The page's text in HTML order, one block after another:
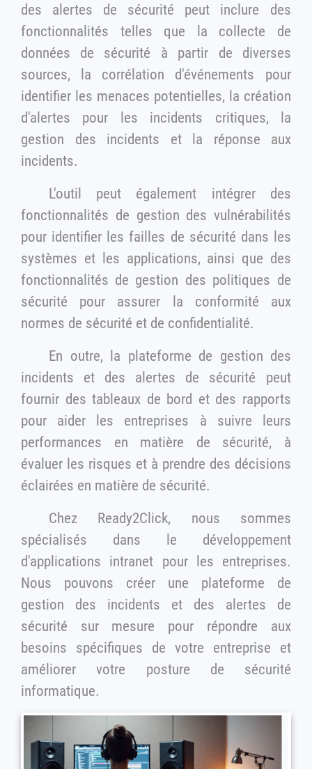
des alertes de sécurité peut inclure des
fonctionnalités telles que la collecte de
données de sécurité à partir de diverses
sources, la corrélation d'événements pour
identifier les menaces potentielles, la création
d'alertes pour les incidents critiques, la
gestion des incidents et la réponse aux
incidents.
L'outil peut également intégrer des
fonctionnalités de gestion des vulnérabilités
pour identifier les failles de sécurité dans les
systèmes et les applications, ainsi que des
fonctionnalités de gestion des politiques de
sécurité pour assurer la conformité aux
normes de sécurité et de confidentialité.
En outre, la plateforme de gestion des
incidents et des alertes de sécurité peut
fournir des tableaux de bord et des rapports
pour aider les entreprises à suivre leurs
performances en matière de sécurité, à
évaluer les risques et à prendre des décisions
éclairées en matière de sécurité.
Chez Ready2Click, nous sommes
spécialisés dans le développement
d'applications intranet pour les entreprises.
Nous pouvons créer une plateforme de
gestion des incidents et des alertes de
sécurité sur mesure pour répondre aux
besoins spécifiques de votre entreprise et
améliorer votre posture de sécurité
informatique.